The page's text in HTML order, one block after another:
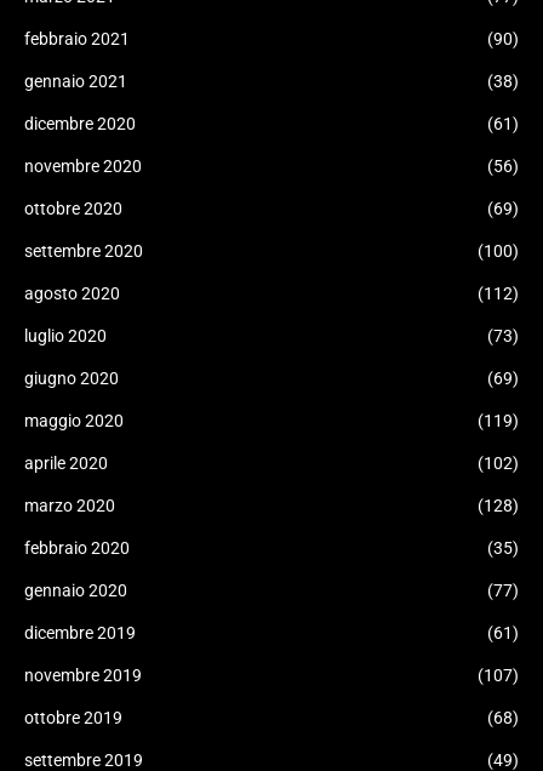
febbraio 2021 (90)
gennaio 2021 (38)
dicembre 2020 (61)
novembre 2020 (56)
ottobre 2020 (69)
settembre 2020 (100)
agosto 2020 (112)
luglio 2020 (73)
giugno 2020 (69)
maggio 2020 (119)
aprile 2020 (102)
marzo 2020 (128)
febbraio 2020 (35)
gennaio 2020 (77)
dicembre 2019 (61)
novembre 2019 (107)
ottobre 2019 (68)
settembre 2019 (49)